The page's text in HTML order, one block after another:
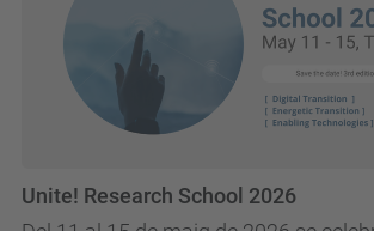
Unite! Research School 2026